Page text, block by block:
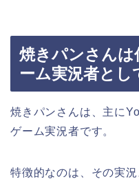
焼きパンさんは
ーム実況者と
焼きパンさんは、主に
ゲーム実況者です。
特徴的なのは、その実況